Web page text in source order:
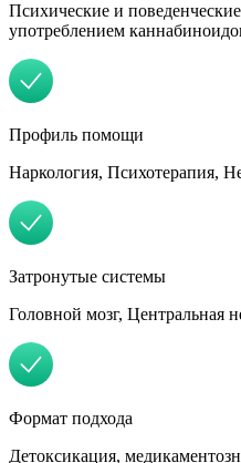
Психические и
употреблением
Профиль помощи
Наркология, Психотерапия,
Затронутые системы
Головной мозг, Центральная
Формат подхода
Детоксикация,